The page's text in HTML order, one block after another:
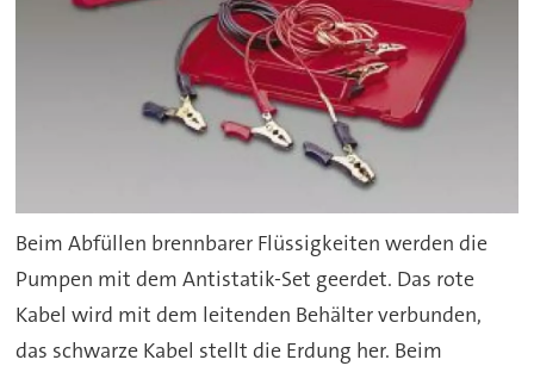
Beim Abfüllen brennbarer Flüssigkeiten werden die
Pumpen mit dem Antistatik-Set geerdet. Das rote
Kabel wird mit dem leitenden Behälter verbunden,
das schwarze Kabel stellt die Erdung her. Beim